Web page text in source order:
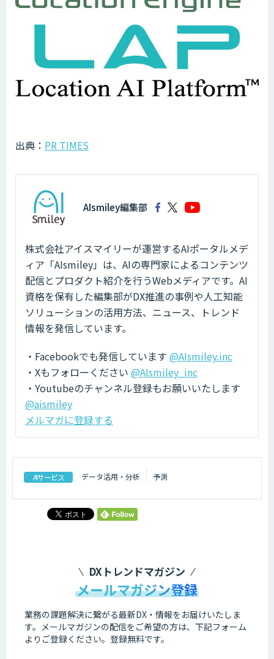
出典： PR TIMES
AIsmiley編集部
株式会社アイスマイリーが運営するAIポータルメデ
ィア「AIsmiley」は、AIの専門家によるコンテンツ
配信とプロダクト紹介を行うWebメディアです。AI
資格を保有した編集部がDX推進の事例や人工知能
ソリューションの活用方法、ニュース、トレンド
情報を発信しています。
・Facebookでも発信しています @AIsmiley.inc
・Xもフォローください @AIsmiley_inc
・Youtubeのチャンネル登録もお願いいたします
@aismiley
メルマガに登録する
AIサービス データ活用・分析 予測
DXトレンドマガジン
メールマガジン登録
業務の課題解決に繋がる最新DX・情報をお届けいたしま
す。 メールマガジンの配信をご希望の方は、下記フォーム
よりご登録ください。登録無料です。